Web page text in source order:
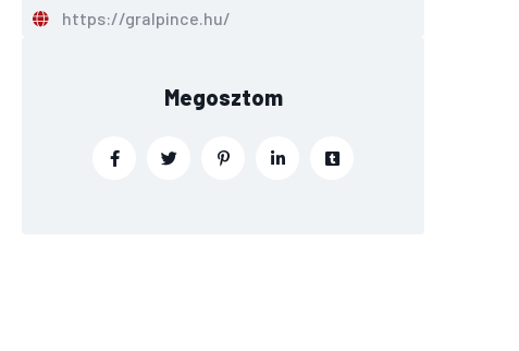
https://gralpince.hu/
Megosztom